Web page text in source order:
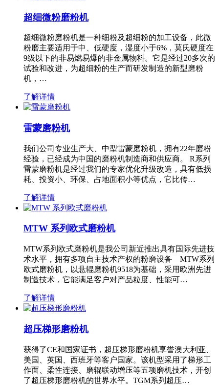
超细微粉磨粉机
超细微粉磨粉机是一种细粉及超细粉的加工设备，此微
粉磨主要适用于中、低硬度，湿度小于6%，莫氏硬度在
9级以下的非易燃易爆的非金属物料。它是经过20多次的
试验和改进，为超细粉的生产而研发制造的新型磨粉
机，…
了解详情
雷蒙磨粉机
我们公司专业生产大、中型雷蒙磨粉机，拥有22年磨粉
经验，已经成为中国的磨粉机制造商和供应商。 R系列
雷蒙磨粉机是经过我们的专家优化升级改造，具有低损
耗、投资小、环保、占地面积小等优点，它比传…
了解详情
MTW 系列欧式磨粉机
MTW系列欧式磨粉机是我公司新近推出具有国际先进技
术水平，拥有多项自主技术产权的粉磨设备—MTW系列
欧式磨粉机，以悬辊磨粉机9518为基础，采用欧洲先进
制造技术，它能满足客户对产品粒度、性能可…
了解详情
超压梯形磨粉机
获得了CE和国家证书，超压梯形磨粉机享誉澳大利亚、
美国、英国、西班牙等客户国家。该机型采用了梯形工
作面、柔性连接、磨辊联动增压等五项磨机技术，开创
了超压梯形磨粉机的世界水平。TGM系列超压…